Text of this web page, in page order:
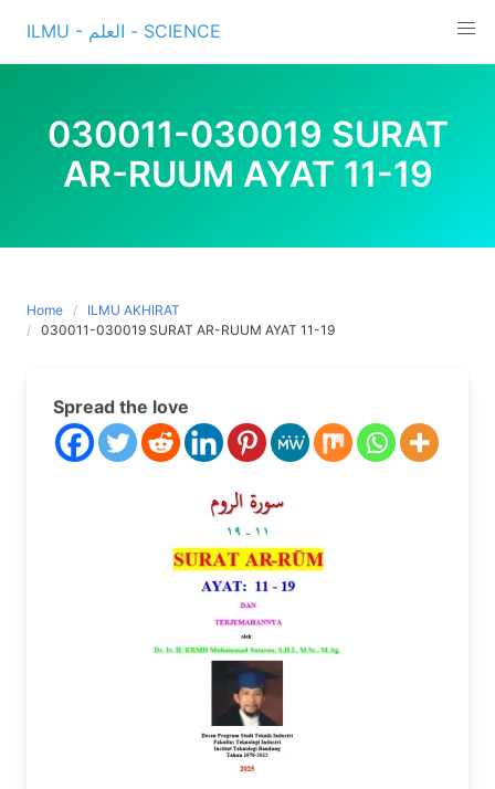
content
ILMU - العلم - SCIENCE
030011-030019 SURAT
AR-RUUM AYAT 11-19
Home
ILMU AKHIRAT
030011-030019 SURAT AR-RUUM AYAT 11-19
Spread the love